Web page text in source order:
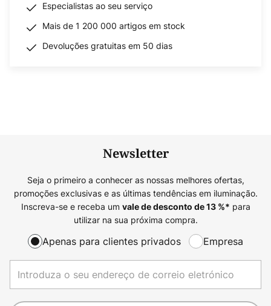
Especialistas ao seu serviço
Mais de 1 200 000 artigos em stock
Devoluções gratuitas em 50 dias
Newsletter
Seja o primeiro a conhecer as nossas melhores ofertas,
promoções exclusivas e as últimas tendências em iluminação.
Inscreva-se e receba um vale de desconto de13%* para
utilizar na sua próxima compra.
Apenas para clientes privados Empresa